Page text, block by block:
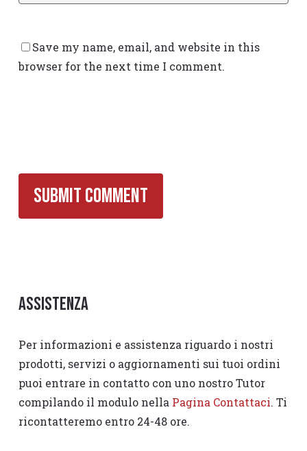
Save my name, email, and website in this
browser for the next time I comment.
Assistenza
Per informazioni e assistenza riguardo i nostri
prodotti, servizi o aggiornamenti sui tuoi ordini
puoi entrare in contatto con uno nostro Tutor
compilando il modulo nella Pagina Contattaci. Ti
ricontatteremo entro 24-48 ore.